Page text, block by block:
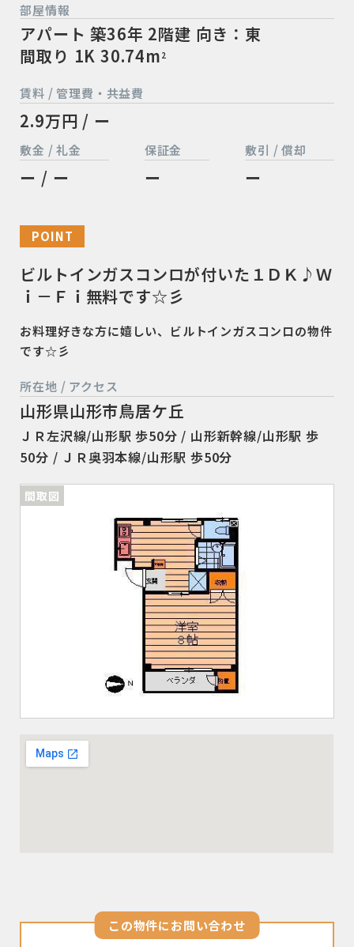
部屋情報
アパート 築36年 2階建 向き：東
間取り 1K 30.74m 2
賃料 / 管理費・共益費
2.9万円 / ー
敷金 / 礼金
ー / ー
保証金
ー
敷引 / 償却
ー
POINT
ビルトインガスコンロが付いた１ＤＫ♪Ｗ
ｉ－Ｆｉ無料です☆彡
お料理好きな方に嬉しい、ビルトインガスコンロの物件
です☆彡
所在地 / アクセス
山形県山形市鳥居ケ丘
ＪＲ左沢線/山形駅 歩50分 / 山形新幹線/山形駅 歩
50分 / ＪＲ奥羽本線/山形駅 歩50分
間取図
この物件にお問い合わせ